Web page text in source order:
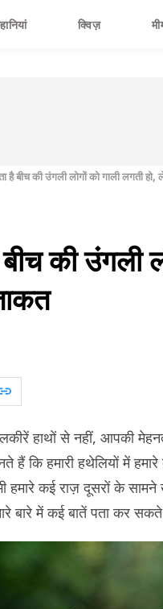
क्विज़
है बीच की उंगली लोगों को गाली लगती
की उंगली
हाथों से नहीं, आपकी
हैं कि हमारी हथेलियों में
हमारे कई राज़ दूसरों के
बारे में कई बातें पता कर